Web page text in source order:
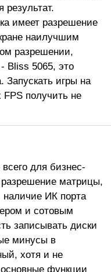
результат.
имеет разрешение
наилучшим
разрешении,
Bliss 5065, это
игры на
получить не
для бизнес-
разрешение матрицы,
наличие ИК порта
и сотовым
записывать диски
минусы в
хотя и не
функции